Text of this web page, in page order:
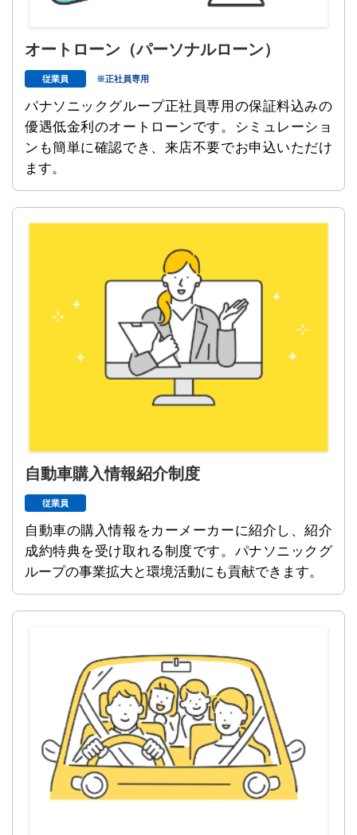
オートローン （パーソナルローン）
従業員 ※正社員専用
パナソニックグループ正社員専用の保証料込みの
優遇低金利のオートローンです。シミュレーショ
ンも簡単に確認でき、来店不要でお申込いただけ
ます。
自動車購入情報紹介制度
従業員
自動車の購入情報をカーメーカーに紹介し、紹介
成約特典を受け取れる制度です。パナソニックグ
ループの事業拡大と環境活動にも貢献できます。